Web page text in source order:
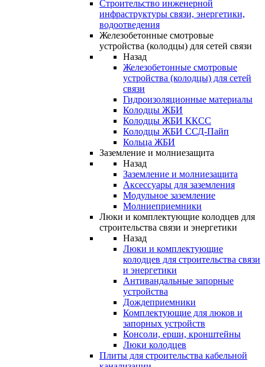
Строительство инженерной
инфраструктуры связи, энергетики,
водоотведения
Железобетонные смотровые
устройства (колодцы) для сетей связи
Назад
Железобетонные смотровые
устройства (колодцы) для сетей
связи
Гидроизоляционные материалы
Колодцы ЖБИ
Колодцы ЖБИ ККСС
Колодцы ЖБИ ССД-Пайп
Кольца ЖБИ
Заземление и молниезащита
Назад
Заземление и молниезащита
Аксессуары для заземления
Модульное заземление
Молниеприемники
Люки и комплектующие колодцев для
строительства связи и энергетики
Назад
Люки и комплектующие
колодцев для строительства связи
и энергетики
Антивандальные запорные
устройства
Дождеприемники
Комплектующие для люков и
запорных устройств
Консоли, ерши, кронштейны
Люки колодцев
Плиты для строительства кабельной